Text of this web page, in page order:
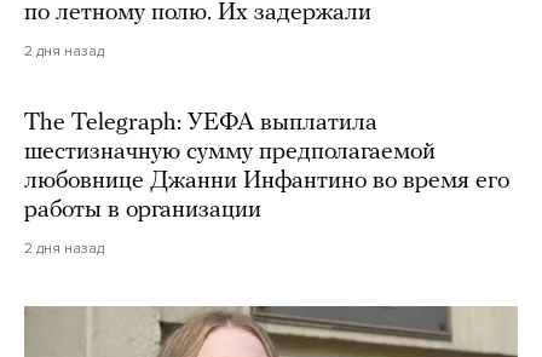
по летному полю. Их задержали
2 дня назад
The Telegraph: УЕФА выплатила
шестизначную сумму предполагаемой
любовнице Джанни Инфантино во время его
работы в организации
2 дня назад